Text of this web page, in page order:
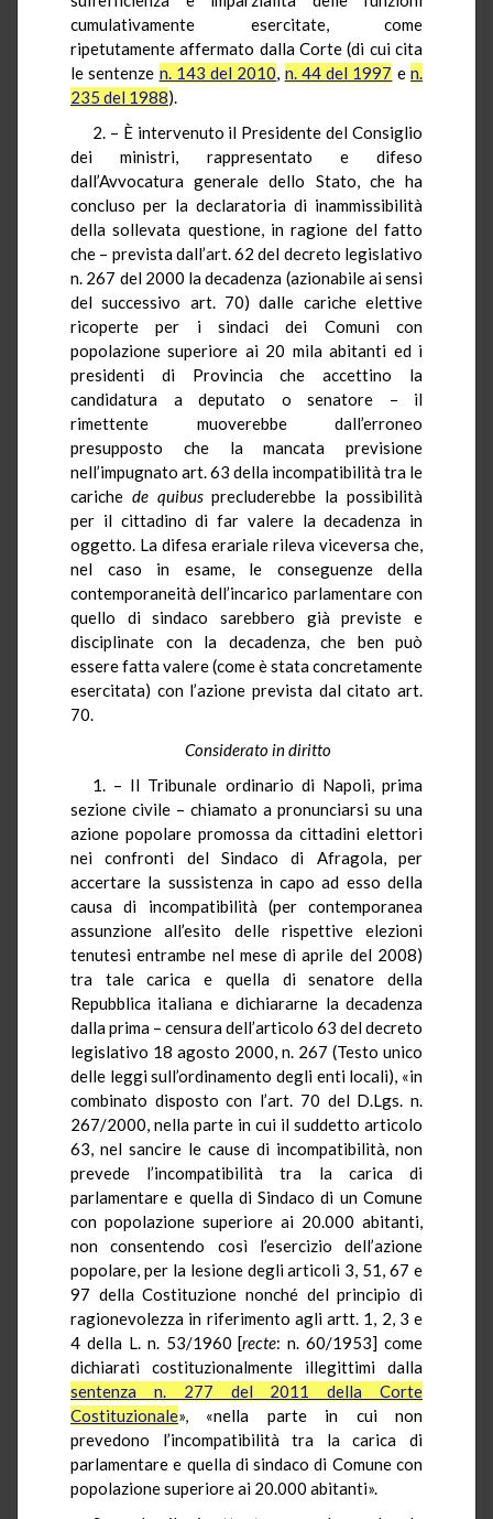
cumulativamente esercitate, come
ripetutamente affermato dalla Corte (di cui cita
le sentenze n. 143 del 2010, n. 44 del 1997 en.
235 del 1988).
2. – È intervenuto il Presidente del Consiglio
dei ministri, rappresentato e difeso
dall’Avvocatura generale dello Stato, che ha
concluso per la declaratoria di inammissibilità
della sollevata questione, in ragione del fatto
che – prevista dall’art. 62 del decreto legislativo
n. 267 del 2000 la decadenza (azionabile ai sensi
del successivo art. 70) dalle cariche elettive
ricoperte per i sindaci dei Comuni con
popolazione superiore ai 20 mila abitanti ed i
presidenti di Provincia che accettino la
candidatura a deputato o senatore – il
rimettente muoverebbe dall’erroneo
presupposto che la mancata previsione
nell’impugnato art. 63 della incompatibilità tra le
cariche de quibusprecluderebbe la possibilità
per il cittadino di far valere la decadenza in
oggetto. La difesa erariale rileva viceversa che,
nel caso in esame, le conseguenze della
contemporaneità dell’incarico parlamentare con
quello di sindaco sarebbero già previste e
disciplinate con la decadenza, che ben può
essere fatta valere (come è stata concretamente
esercitata) con l’azione prevista dal citato art.
70.
Considerato in diritto
1. – Il Tribunale ordinario di Napoli, prima
sezione civile – chiamato a pronunciarsi su una
azione popolare promossa da cittadini elettori
nei confronti del Sindaco di Afragola, per
accertare la sussistenza in capo ad esso della
causa di incompatibilità (per contemporanea
assunzione all’esito delle rispettive elezioni
tenutesi entrambe nel mese di aprile del 2008)
tra tale carica e quella di senatore della
Repubblica italiana e dichiararne la decadenza
dalla prima – censura dell’articolo 63 del decreto
legislativo 18 agosto 2000, n. 267 (Testo unico
delle leggi sull’ordinamento degli enti locali), «in
combinato disposto con l’art. 70 del D.Lgs. n.
267/2000, nella parte in cui il suddetto articolo
63, nel sancire le cause di incompatibilità, non
prevede l’incompatibilità tra la carica di
parlamentare e quella di Sindaco di un Comune
con popolazione superiore ai 20.000 abitanti,
non consentendo così l’esercizio dell’azione
popolare, per la lesione degli articoli 3, 51, 67 e
97 della Costituzione nonché del principio di
ragionevolezza in riferimento agli artt. 1, 2, 3 e
4 della L. n. 53/1960 [recte: n. 60/1953] come
dichiarati costituzionalmente illegittimi dalla
sentenza n. 277 del 2011 della Corte
Costituzionale», «nella parte in cui non
prevedono l’incompatibilità tra la carica di
parlamentare e quella di sindaco di Comune con
popolazione superiore ai 20.000 abitanti».